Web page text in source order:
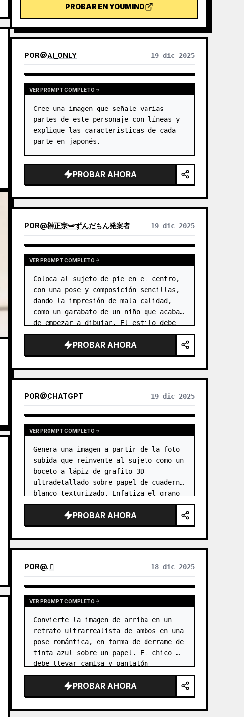
papel cálido o un espacio de luz contenido,
se comprime una forma memorable derivada
de la foto. No es una ilustración común ni un
póster decorativo, sino que mediante pocas
en blanco y líneas escasas, destila relaciones
escala humana, horizonte y luz, manteniendo
el sujeto reconocible incluso en miniatura. El
y de grabado moderno. Los colores se extraen
de la imagen original, principalmente azul
profundo, negro tinta, verde grisáceo, tonos
piedra o cálidos de baja saturación, y cuando
cálida. El título suele ser muy pequeño,
poético y como una etiqueta de exposición,
sin robar protagonismo. Es adecuado para
crear pósters de arte minimalista, series de
reliquias fotográficas, pósters de arquitectura
y ciudad, fotografía editada abstracta,
series visuales para difusión móvil como
TikTok. El resultado final conserva el
contenido real de la foto original, y bajo él se
establece una 'marca de memoria' con una
sensación de serie coherente, otorgando a
cada foto una emoción propia y una identidad
visual extensible.
PROBAR EN YOUMIND
POR@AI_ONLY 19 dic 2025
VER PROMPT COMPLETO
Cree una imagen que señale varias
partes de este personaje con líneas y
explique las características de cada
parte en japonés.
PROBAR AHORA
POR@榊正宗🫛ずんだもん発案者 19 dic 2025
VER PROMPT COMPLETO
Coloca al sujeto de pie en el centro,
con una pose y composición sencillas,
dando la impresión de mala calidad,
como un garabato de un niño que acaba
de empezar a dibujar. El estilo debe
ser un boceto a color dibujado a mano,
estilo anime, utilizando líneas de…
PROBAR AHORA
POR@CHATGPT 19 dic 2025
VER PROMPT COMPLETO
Genera una imagen a partir de la foto
subida que reinvente al sujeto como un
boceto a lápiz de grafito 3D
ultradetallado sobre papel de cuaderno
blanco texturizado. Enfatiza el grano
nítido del papel, las imperfecciones
sutiles y las fibras superficiales
natur…
PROBAR AHORA
POR@.  18 dic 2025
VER PROMPT COMPLETO
Convierte la imagen de arriba en un
retrato ultrarrealista de ambos en una
pose romántica, en forma de derrame de
tinta azul sobre un papel. El chico
debe llevar camisa y pantalón
formales. …
PROBAR AHORA